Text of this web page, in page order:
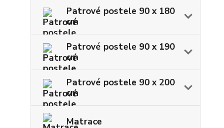
Patrové postele 90 x 180
cm
Patrové postele 90 x 190
cm
Patrové postele 90 x 200
cm
Matrace